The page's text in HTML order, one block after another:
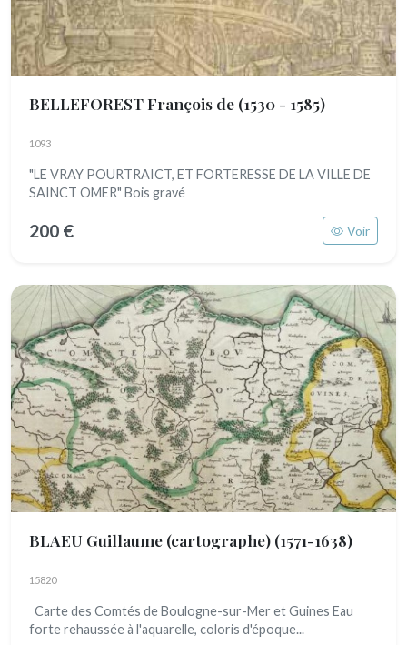
BELLEFOREST François de (1530 - 1585)
1093
"LE VRAY POURTRAICT, ET FORTERESSE DE LA VILLE DE
SAINCT OMER" Bois gravé
200 € Voir
BLAEU Guillaume (cartographe) (1571-1638)
15820
Carte des Comtés de Boulogne-sur-Mer et Guines Eau
forte rehaussée à l'aquarelle, coloris d'époque...